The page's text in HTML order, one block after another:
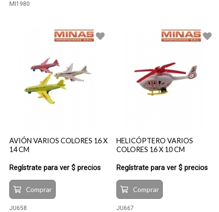
MI1980
AVIÓN VARIOS COLORES 16 X
14 CM
Regístrate para ver $ precios
Comprar
JU658
HELICÓPTERO VARIOS
COLORES 16 X 10 CM
Regístrate para ver $ precios
Comprar
JU667